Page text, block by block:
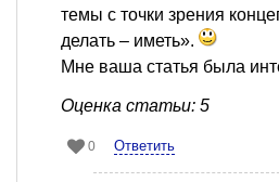
темы с точки зрения
делать – иметь».
Мне ваша статья была
Оценка статьи: 5
0 Ответить